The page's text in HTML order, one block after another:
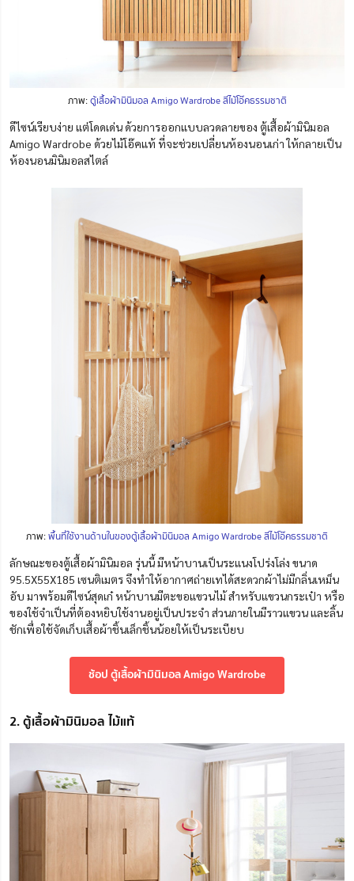
ภาพ:ตู้เสื้อผ้ามินิมอล Amigo Wardrobe สีไม้โอ๊คธรรมชาติ
ดีไซน์เรียบง่าย แต่โดดเด่น ด้วยการออกแบบลวดลายของ ตู้เสื้อผ้ามินิมอล
Amigo Wardrobe ด้วยไม้โอ๊คแท้ ที่จะช่วยเปลี่ยนห้องนอนเก่า ให้กลายเป็น
ห้องนอนมินิมอลสไตล์
ภาพ:พื้นที่ใช้งานด้านในของตู้เสื้อผ้ามินิมอล Amigo Wardrobe สีไม้โอ๊คธรรมชาติ
ลักษณะของตู้เสื้อผ้ามินิมอล รุ่นนี้ มีหน้าบานเป็นระแนงโปร่งโล่ง ขนาด
95.5X55X185 เซนติเมตร จึงทำให้อากาศถ่ายเทได้สะดวกผ้าไม่มีกลิ่นเหม็น
อับ มาพร้อมดีไซน์สุดเก๋ หน้าบานมีตะขอแขวนไม้ สำหรับแขวนกระเป๋า หรือ
ของใช้จำเป็นที่ต้องหยิบใช้งานอยู่เป็นประจำ ส่วนภายในมีราวแขวน และลิ้น
ชักเพื่อใช้จัดเก็บเสื้อผ้าชิ้นเล็กชิ้นน้อยให้เป็นระเบียบ
ช้อป ตู้เสื้อผ้ามินิมอล Amigo Wardrobe
2. ตู้เสื้อผ้ามินิมอล ไม้แท้